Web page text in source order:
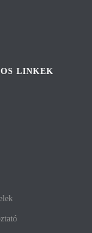
LINKEK